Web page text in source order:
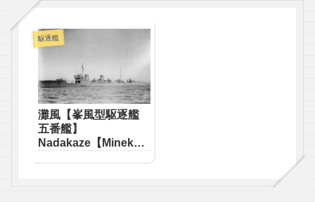
駆逐艦
灘風【峯風型駆逐艦
五番艦】
Nadakaze【Minekaz